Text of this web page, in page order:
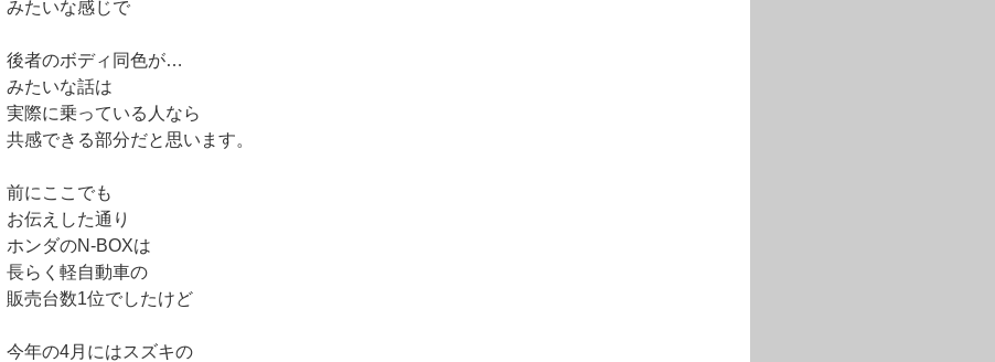
みたいな感じで
後者のボディ同色が…
みたいな話は
実際に乗っている人なら
共感できる部分だと思います。
前にここでも
お伝えした通り
ホンダのN-BOXは
長らく軽自動車の
販売台数1位でしたけど
今年の4月にはスズキの